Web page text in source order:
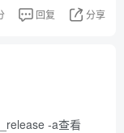
回复 分享
-a查看